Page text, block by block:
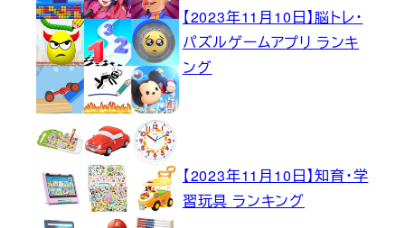
【2023年11月10日】脳トレ・
パズルゲームアプリ ランキ
ング
【2023年11月10日】知育・学
習玩具 ランキング